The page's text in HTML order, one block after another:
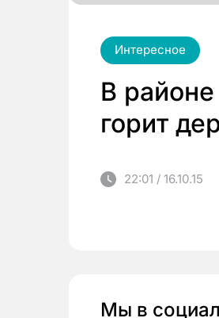
Интересное
В
горит
22:01 / 16.10.15
Мы в